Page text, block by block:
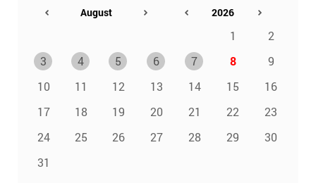
1
2
3
4 5 6 7 8
9
10
11 12 13 14 15
16
17
18 19 20 21 22
23
24
25 26 27 28 29
30
31